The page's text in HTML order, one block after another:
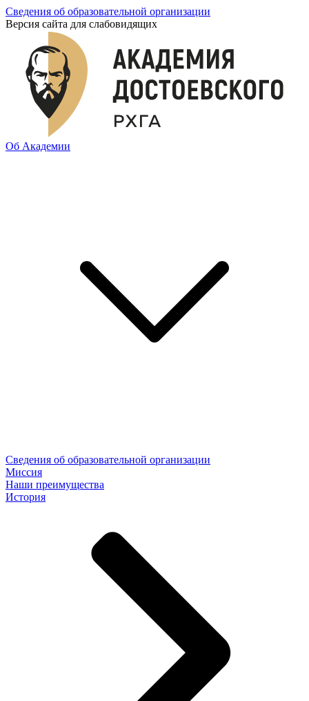
Сведения об образовательной организации
Версия сайта для слабовидящих
Об Академии
Сведения об образовательной организации
Миссия
Наши преимущества
История